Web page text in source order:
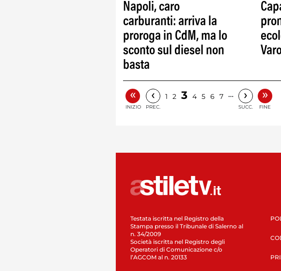
Napoli, caro
carburanti: arriva la
proroga in CdM, ma lo
sconto sul diesel non
basta
«
INIZIO
‹
PREC.
1 2 3 4 5 6 7 … ›
SUCC.
»
FINE
Testata iscritta nel Registro della
Stampa presso il Tribunale di Salerno al
n. 34/2009
Società iscritta nel Registro degli
Operatori di Comunicazione c/o
l’AGCOM al n. 20133